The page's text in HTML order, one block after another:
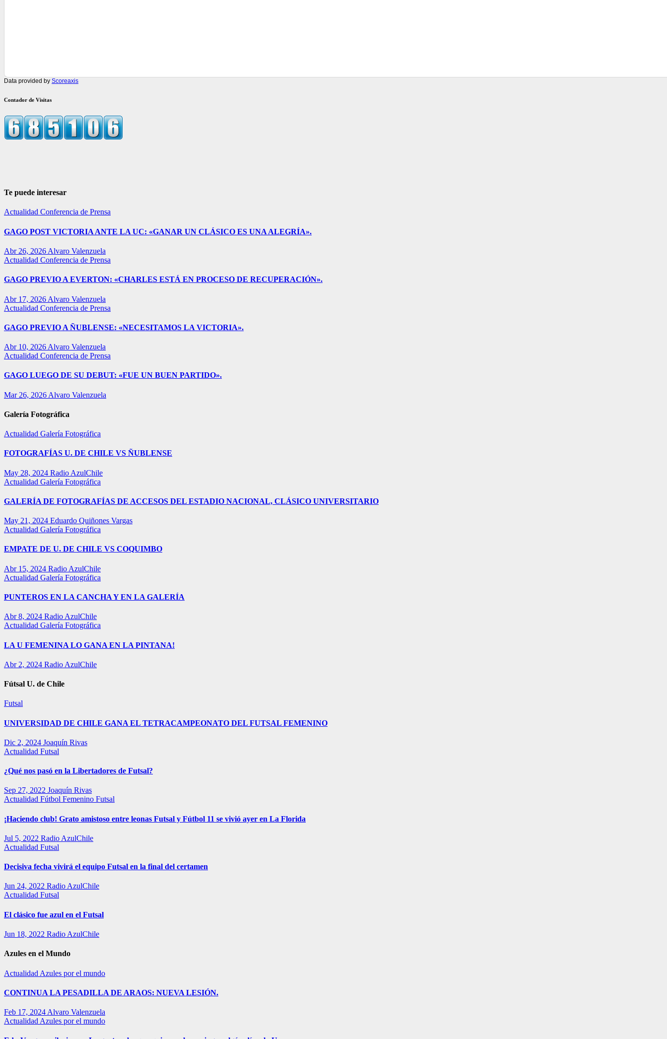
Data provided by Scoreaxis
Contador de Visitas
Te puede interesar
Actualidad Conferencia de Prensa
GAGO POST VICTORIA ANTE LA UC: «GANAR UN CLÁSICO ES UNA ALEGRÍA».
Abr 26, 2026 Alvaro Valenzuela
Actualidad Conferencia de Prensa
GAGO PREVIO A EVERTON: «CHARLES ESTÁ EN PROCESO DE RECUPERACIÓN».
Abr 17, 2026 Alvaro Valenzuela
Actualidad Conferencia de Prensa
GAGO PREVIO A ÑUBLENSE: «NECESITAMOS LA VICTORIA».
Abr 10, 2026 Alvaro Valenzuela
Actualidad Conferencia de Prensa
GAGO LUEGO DE SU DEBUT: «FUE UN BUEN PARTIDO».
Mar 26, 2026 Alvaro Valenzuela
Galería Fotográfica
Actualidad Galería Fotográfica
FOTOGRAFÍAS U. DE CHILE VS ÑUBLENSE
May 28, 2024 Radio AzulChile
Actualidad Galería Fotográfica
GALERÍA DE FOTOGRAFÍAS DE ACCESOS DEL ESTADIO NACIONAL, CLÁSICO UNIVERSITARIO
May 21, 2024 Eduardo Quiñones Vargas
Actualidad Galería Fotográfica
EMPATE DE U. DE CHILE VS COQUIMBO
Abr 15, 2024 Radio AzulChile
Actualidad Galería Fotográfica
PUNTEROS EN LA CANCHA Y EN LA GALERÍA
Abr 8, 2024 Radio AzulChile
Actualidad Galería Fotográfica
LA U FEMENINA LO GANA EN LA PINTANA!
Abr 2, 2024 Radio AzulChile
Fútsal U. de Chile
Futsal
UNIVERSIDAD DE CHILE GANA EL TETRACAMPEONATO DEL FUTSAL FEMENINO
Dic 2, 2024 Joaquín Rivas
Actualidad Futsal
¿Qué nos pasó en la Libertadores de Futsal?
Sep 27, 2022 Joaquín Rivas
Actualidad Fútbol Femenino Futsal
¡Haciendo club! Grato amistoso entre leonas Futsal y Fútbol 11 se vivió ayer en La Florida
Jul 5, 2022 Radio AzulChile
Actualidad Futsal
Decisiva fecha vivirá el equipo Futsal en la final del certamen
Jun 24, 2022 Radio AzulChile
Actualidad Futsal
El clásico fue azul en el Futsal
Jun 18, 2022 Radio AzulChile
Azules en el Mundo
Actualidad Azules por el mundo
CONTINUA LA PESADILLA DE ARAOS: NUEVA LESIÓN.
Feb 17, 2024 Alvaro Valenzuela
Actualidad Azules por el mundo